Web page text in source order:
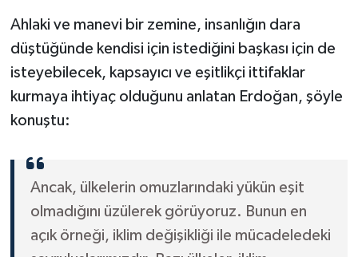
Ahlaki ve manevi bir zemine, insanlığın dara
düştüğünde kendisi için istediğini başkası için de
isteyebilecek, kapsayıcı ve eşitlikçi ittifaklar
kurmaya ihtiyaç olduğunu anlatan Erdoğan, şöyle
konuştu:
Ancak, ülkelerin omuzlarındaki yükün eşit
olmadığını üzülerek görüyoruz. Bunun en
açık örneği, iklim değişikliği ile mücadeledeki